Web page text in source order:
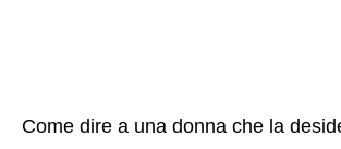
Come dire a una donna che la